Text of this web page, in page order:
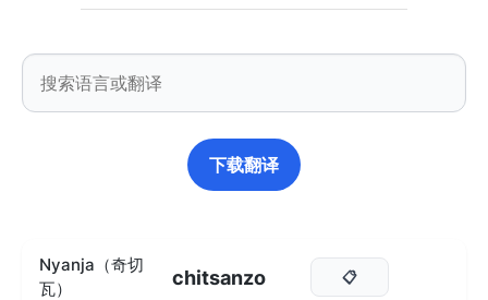
下载翻译
Nyanja（奇切
瓦）
chitsanzo 📋